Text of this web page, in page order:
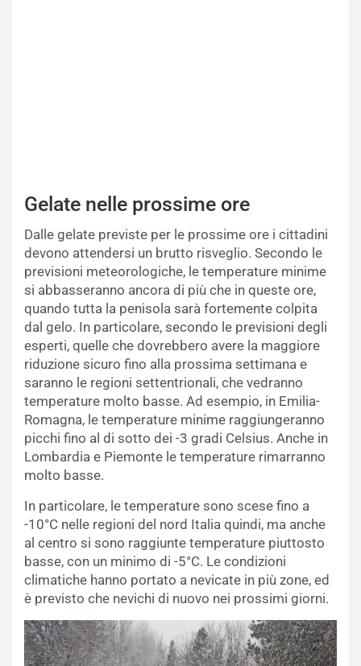
Gelate nelle prossime ore
Dalle gelate previste per le prossime ore i cittadini
devono attendersi un brutto risveglio. Secondo le
previsioni meteorologiche, le temperature minime
si abbasseranno ancora di più che in queste ore,
quando tutta la penisola sarà fortemente colpita
dal gelo. In particolare, secondo le previsioni degli
esperti, quelle che dovrebbero avere la maggiore
riduzione sicuro fino alla prossima settimana e
saranno le regioni settentrionali, che vedranno
temperature molto basse. Ad esempio, in Emilia-
Romagna, le temperature minime raggiungeranno
picchi fino al di sotto dei -3 gradi Celsius. Anche in
Lombardia e Piemonte le temperature rimarranno
molto basse.
In particolare, le temperature sono scese fino a
-10°C nelle regioni del nord Italia quindi, ma anche
al centro si sono raggiunte temperature piuttosto
basse, con un minimo di -5°C. Le condizioni
climatiche hanno portato a nevicate in più zone, ed
è previsto che nevichi di nuovo nei prossimi giorni.